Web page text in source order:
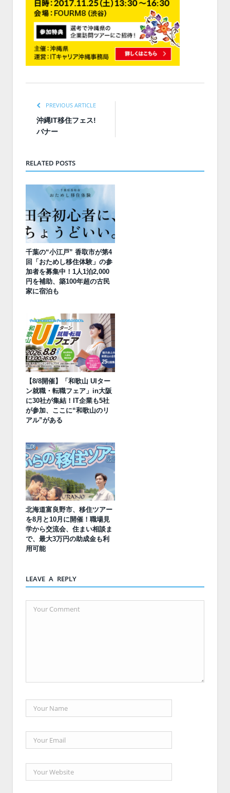
PREVIOUS ARTICLE
沖縄IT移住フェス!
バナー
RELATED POSTS
千葉の“小江戸” 香取市が第4
回「おためし移住体験」の参
加者を募集中！1人1泊2,000
円を補助、築100年超の古民
家に宿泊も
【8/8開催】「和歌山 UIター
ン就職・転職フェア」in大阪
に30社が集結！IT企業も5社
が参加、ここに“和歌山のリ
アル”がある
北海道富良野市、移住ツアー
を8月と10月に開催！職場見
学から交流会、住まい相談ま
で、最大3万円の助成金も利
用可能
LEAVE A REPLY